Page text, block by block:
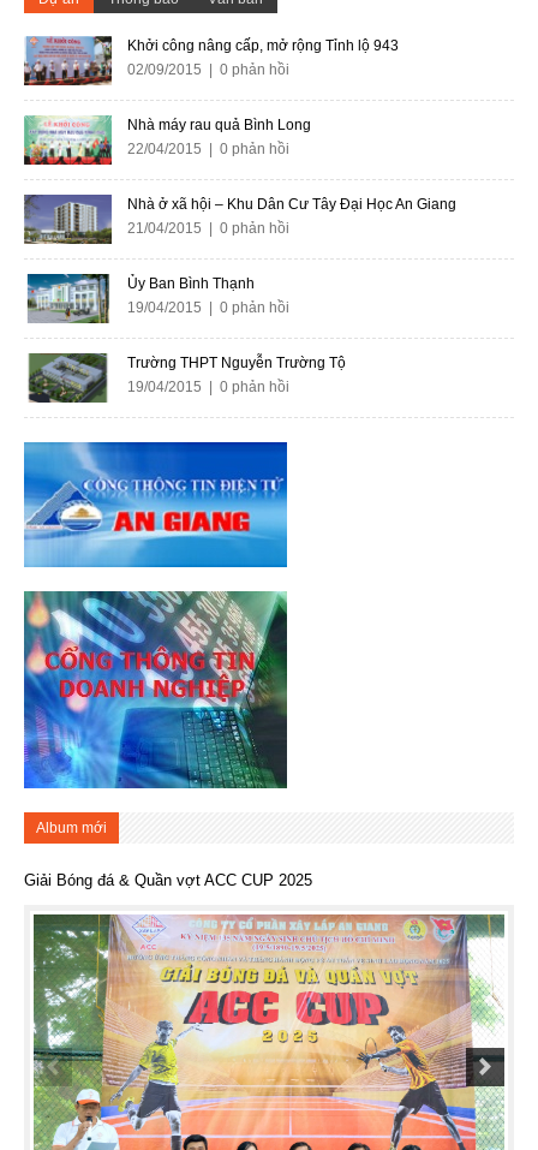
Khởi công nâng cấp, mở rộng Tỉnh lộ 943
02/09/2015 | 0 phản hồi
Nhà máy rau quả Bình Long
22/04/2015 | 0 phản hồi
Nhà ở xã hội – Khu Dân Cư Tây Đại Học An Giang
21/04/2015 | 0 phản hồi
Ủy Ban Bình Thạnh
19/04/2015 | 0 phản hồi
Trường THPT Nguyễn Trường Tộ
19/04/2015 | 0 phản hồi
Album mới
Giải Bóng đá & Quần vợt ACC CUP 2025